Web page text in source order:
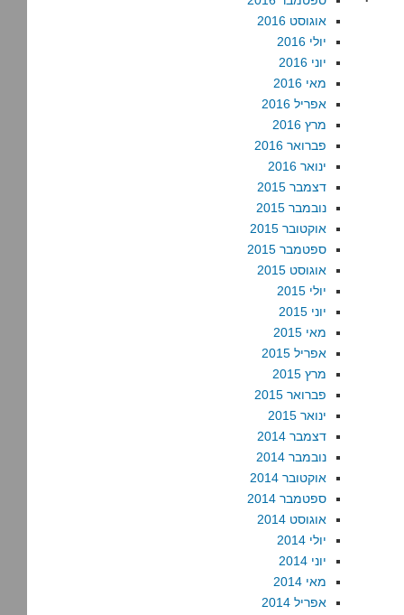
אוגוסט 2016
יולי 2016
יוני 2016
מאי 2016
אפריל 2016
מרץ 2016
פברואר 2016
ינואר 2016
דצמבר 2015
נובמבר 2015
אוקטובר 2015
ספטמבר 2015
אוגוסט 2015
יולי 2015
יוני 2015
מאי 2015
אפריל 2015
מרץ 2015
פברואר 2015
ינואר 2015
דצמבר 2014
נובמבר 2014
אוקטובר 2014
ספטמבר 2014
אוגוסט 2014
יולי 2014
יוני 2014
מאי 2014
אפריל 2014